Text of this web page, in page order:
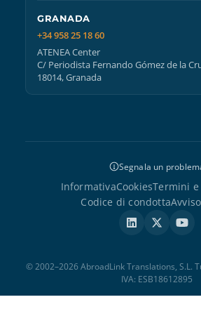
GRANADA
+34 958 25 18 60
ATENEA Center
C/ Periodista Fernando Gómez de la
18014, Granada
Segnala un
InformativaCookiesTermini
Codice di condotta
© 2002–2026 AbroadLink Translations, S.L.
IVA: ESB18612895